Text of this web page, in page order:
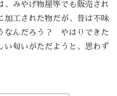
、みやげ物屋等でも販売され
工された物だが、昔は不味
なんだろう？ やはりできた
い匂いがただようと、思わず